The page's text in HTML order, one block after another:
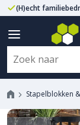
(H)echt
Stapelblokken